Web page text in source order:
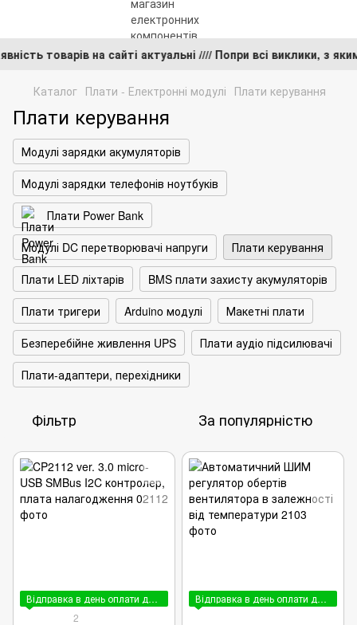
товарів на сайті актуальні //// Попри всі
Каталог Плати - Електронні модулі Плати керування
Плати керування
Модулі зарядки акумуляторів
Модулі зарядки телефонів ноутбуків
Плати Power Bank
Модулі DC перетворювачі напруги
Плати керування
Плати LED ліхтарів
BMS плати захисту акумуляторів
Плати тригери
Arduino модулі
Макетні плати
Безперебійне живлення UPS
Плати аудіо підсилювачі
Плати-адаптери, перехідники
Фільтр За популярністю
Відправка в день оплати до 15:00
2
Відправка в день оплати до 15:00